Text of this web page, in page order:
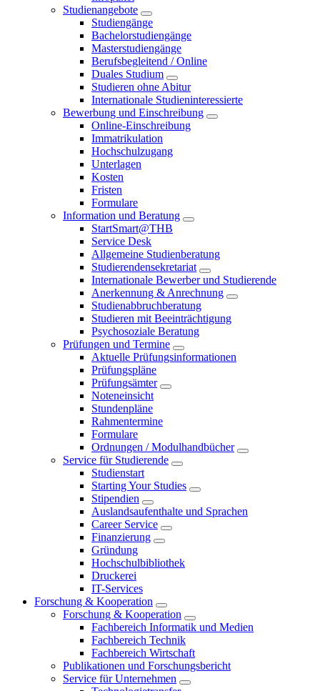
Studienangebote
Studiengänge
Bachelorstudiengänge
Masterstudiengänge
Berufsbegleitend / Online
Duales Studium
Studieren ohne Abitur
Internationale Studieninteressierte
Bewerbung und Einschreibung
Online-Einschreibung
Immatrikulation
Hochschulzugang
Unterlagen
Kosten
Fristen
Formulare
Information und Beratung
StartSmart@THB
Service Desk
Allgemeine Studienberatung
Studierendensekretariat
Internationale Bewerber und Studierende
Anerkennung & Anrechnung
Studienabbruchberatung
Studieren mit Beeinträchtigung
Psychosoziale Beratung
Prüfungen und Termine
Aktuelle Prüfungsinformationen
Prüfungspläne
Prüfungsämter
Noteneinsicht
Stundenpläne
Rahmentermine
Formulare
Ordnungen / Modulhandbücher
Service für Studierende
Studienstart
Starting Your Studies
Stipendien
Auslandsaufenthalte und Sprachen
Career Service
Finanzierung
Gründung
Hochschulbibliothek
Druckerei
IT-Services
Forschung & Kooperation
Forschung & Kooperation
Fachbereich Informatik und Medien
Fachbereich Technik
Fachbereich Wirtschaft
Publikationen und Forschungsbericht
Service für Unternehmen